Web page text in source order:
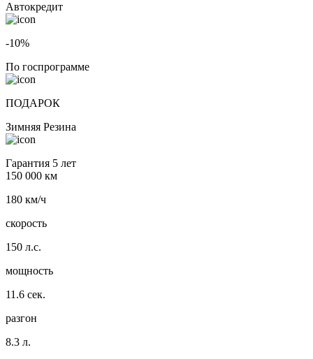
Автокредит
-10%
По госпрограмме
ПОДАРОК
Зимняя Резина
Гарантия 5 лет
150 000 км
180 км/ч
скорость
150 л.с.
мощность
11.6 сек.
разгон
8.3 л.